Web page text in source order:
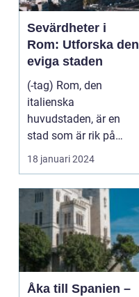
Sevärdheter i
Rom: Utforska den
eviga staden
(-tag) Rom, den
italienska
huvudstaden, är en
stad som är rik på
historia, kultur och
vackra sevärd...
18 januari 2024
Åka till Spanien –